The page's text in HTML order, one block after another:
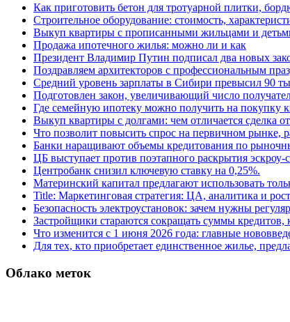
Как приготовить бетон для тротуарной плитки,
Строительное оборудование: стоимость,
Выкуп квартиры с прописанными жильцами и
Продажа ипотечного жилья: можно ли и как
Президент Владимир Путин подписал два новых
Поздравляем архитекторов с профессиональным
Средний уровень зарплаты в Сибири превысил 90
Подготовлен закон, увеличивающий число
Где семейную ипотеку можно получить на покупку
Выкуп квартиры с долгами: чем отличается сделка
Что позволит повысить спрос на первичном рынке,
Банки наращивают объемы кредитования по
ЦБ выступает против поэтапного раскрытия эскроу-
Центробанк снизил ключевую ставку на 0,25%.
Материнский капитал предлагают использовать
Title: Маркетинговая стратегия: ЦА, аналитика и
Безопасность электроустановок: зачем нужны
Застройщики стараются сокращать суммы кредитов,
Что изменится с 1 июня 2026 года: главные
Для тех, кто приобретает единственное жилье,
Облако меток